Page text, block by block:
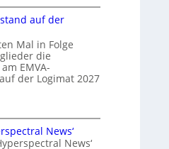
auf der
Mal in Folge
die
EMVA-
der Logimat 2027
News‘
News‘